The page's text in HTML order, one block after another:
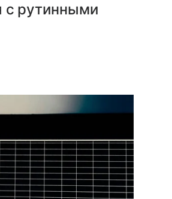
с рутинными